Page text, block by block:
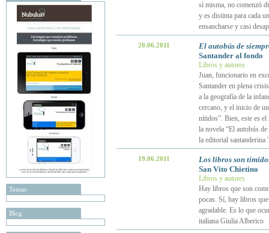
Temas
Blog
sí misma, no comenzó
y es distinta para cada
ensancharse y casi
20.06.2011
El autobús de
Santander al fondo
Libros y autores
Juan, funcionario en
Santander en plena
a la geografía de la
cercano, y el inicio de
nítidos”. Bien, este es
la novela “El autobús
la editorial santanderina
19.06.2011
Los libros son
San Vito Chietino
Libros y autores
Hay libros que son
pocas. Sí, hay libros
agradable. Es lo que
italiana Giulia Alberico